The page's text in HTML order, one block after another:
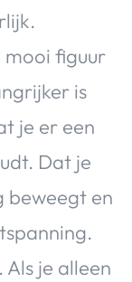
mooi figuur
is
je er een
Dat je
beweegt en
je alleen